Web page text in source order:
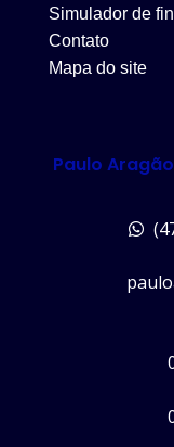
Simulador de
Contato
Mapa do site
Paulo